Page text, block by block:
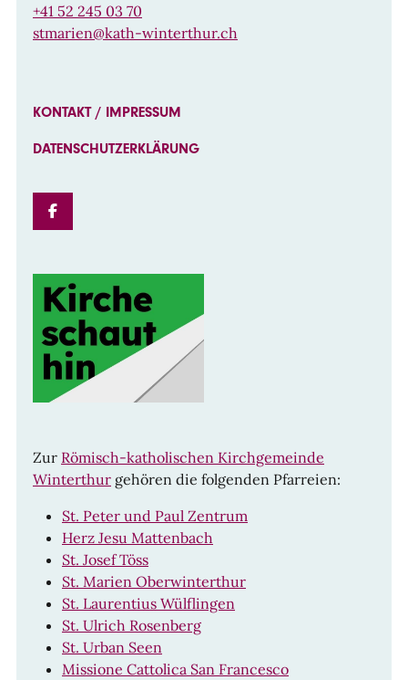
+41 52 245 03 70
stmarien@kath-winterthur.ch
KONTAKT / IMPRESSUM
DATENSCHUTZERKLÄRUNG
FACEBOOK
Zur Römisch-katholischen Kirchgemeinde
Winterthur gehören die folgenden Pfarreien:
St. Peter und Paul Zentrum
Herz Jesu Mattenbach
St. Josef Töss
St. Marien Oberwinterthur
St. Laurentius Wülflingen
St. Ulrich Rosenberg
St. Urban Seen
Missione Cattolica San Francesco